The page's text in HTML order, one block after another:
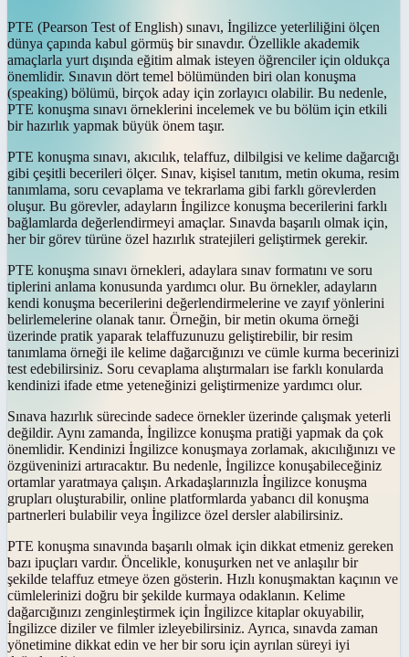
PTE (Pearson Test of English) sınavı, İngilizce yeterliliğini ölçen
dünya çapında kabul görmüş bir sınavdır. Özellikle akademik
amaçlarla yurt dışında eğitim almak isteyen öğrenciler için oldukça
önemlidir. Sınavın dört temel bölümünden biri olan konuşma
(speaking) bölümü, birçok aday için zorlayıcı olabilir. Bu nedenle,
PTE konuşma sınavı örneklerini incelemek ve bu bölüm için etkili
bir hazırlık yapmak büyük önem taşır.
PTE konuşma sınavı, akıcılık, telaffuz, dilbilgisi ve kelime dağarcığı
gibi çeşitli becerileri ölçer. Sınav, kişisel tanıtım, metin okuma, resim
tanımlama, soru cevaplama ve tekrarlama gibi farklı görevlerden
oluşur. Bu görevler, adayların İngilizce konuşma becerilerini farklı
bağlamlarda değerlendirmeyi amaçlar. Sınavda başarılı olmak için,
her bir görev türüne özel hazırlık stratejileri geliştirmek gerekir.
PTE konuşma sınavı örnekleri, adaylara sınav formatını ve soru
tiplerini anlama konusunda yardımcı olur. Bu örnekler, adayların
kendi konuşma becerilerini değerlendirmelerine ve zayıf yönlerini
belirlemelerine olanak tanır. Örneğin, bir metin okuma örneği
üzerinde pratik yaparak telaffuzunuzu geliştirebilir, bir resim
tanımlama örneği ile kelime dağarcığınızı ve cümle kurma becerinizi
test edebilirsiniz. Soru cevaplama alıştırmaları ise farklı konularda
kendinizi ifade etme yeteneğinizi geliştirmenize yardımcı olur.
Sınava hazırlık sürecinde sadece örnekler üzerinde çalışmak yeterli
değildir. Aynı zamanda, İngilizce konuşma pratiği yapmak da çok
önemlidir. Kendinizi İngilizce konuşmaya zorlamak, akıcılığınızı ve
özgüveninizi artıracaktır. Bu nedenle, İngilizce konuşabileceğiniz
ortamlar yaratmaya çalışın. Arkadaşlarınızla İngilizce konuşma
grupları oluşturabilir, online platformlarda yabancı dil konuşma
partnerleri bulabilir veya İngilizce özel dersler alabilirsiniz.
PTE konuşma sınavında başarılı olmak için dikkat etmeniz gereken
bazı ipuçları vardır. Öncelikle, konuşurken net ve anlaşılır bir
şekilde telaffuz etmeye özen gösterin. Hızlı konuşmaktan kaçının ve
cümlelerinizi doğru bir şekilde kurmaya odaklanın. Kelime
dağarcığınızı zenginleştirmek için İngilizce kitaplar okuyabilir,
İngilizce diziler ve filmler izleyebilirsiniz. Ayrıca, sınavda zaman
yönetimine dikkat edin ve her bir soru için ayrılan süreyi iyi